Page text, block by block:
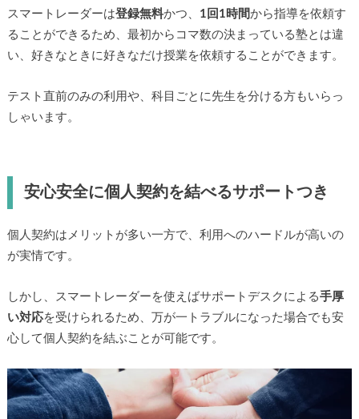
スマートレーダーは登録無料かつ、 1回1時間から指導を依頼す
ることができるため、最初からコマ数の決まっている塾とは違
い、好きなときに好きなだけ授業を依頼することができます。
テスト直前のみの利用や、科目ごとに先生を分ける方もいらっ
しゃいます。
安心安全に個人契約を結べるサポートつき
個人契約はメリットが多い一方で、利用へのハードルが高いの
が実情です。
しかし、スマートレーダーを使えばサポートデスクによる手厚
い対応を受けられるため、万が一トラブルになった場合でも安
心して個人契約を結ぶことが可能です。